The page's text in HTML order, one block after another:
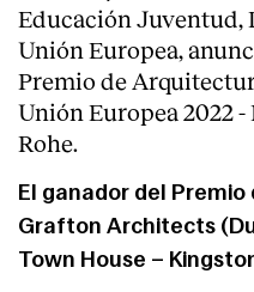
Educación Juventud,
Unión Europea,
Premio de
Unión Europea 2022
Rohe.
El ganador del
Grafton Architects
Town House –